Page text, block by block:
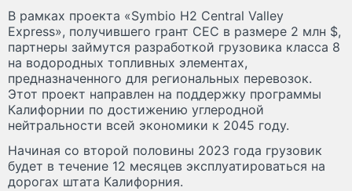
В рамках проекта «Symbio H2 Central Valley
Express», получившего грант CEC в размере 2 млн $,
партнеры займутся разработкой грузовика класса 8
на водородных топливных элементах,
предназначенного для региональных перевозок.
Этот проект направлен на поддержку программы
Калифорнии по достижению углеродной
нейтральности всей экономики к 2045 году.
Начиная со второй половины 2023 года грузовик
будет в течение 12 месяцев эксплуатироваться на
дорогах штата Калифорния.